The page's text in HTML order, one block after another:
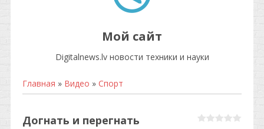
Мой сайт
Digitalnews.lv новости техники и науки
Главная » Видео » Спорт
Догнать и перегнать